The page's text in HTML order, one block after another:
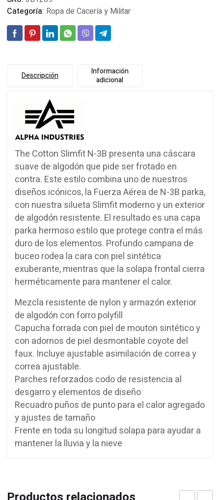
Categoría: Ropa de Cacería y Militar
Descripción
Información
adicional
The Cotton SlimfitN-3B presenta una cáscara
suave de algodón que pide serfrotadoen
contra. Este estilocombina uno de nuestros
diseños icónicos,la Fuerza Aérea de N-3B parka,
con nuestra silueta Slimfitmodernoyun exterior
de algodón resistente. El resultado es una capa
parka hermoso estilo que protege contra el más
duro de los elementos. Profundocampana de
buceorodea la cara con piel sintética
exuberante, mientras que la solapafrontal cierra
herméticamente para mantenerel calor.
Mezcla resistente de nylonyarmazón exterior
de algodón con forropolyfill
Capuchaforrada con piel de mouton sintético y
con adornos de piel desmontable coyote del
faux. Incluye ajustable asimilación de correay
correa ajustable.
Parches reforzados codode resistencia al
desgarro yelementos de diseño
Recuadropuños de puntopara el caloragregado
yajustes de tamaño
Frente en toda su longitud solapa para ayudar a
mantenerla lluviay la nieve